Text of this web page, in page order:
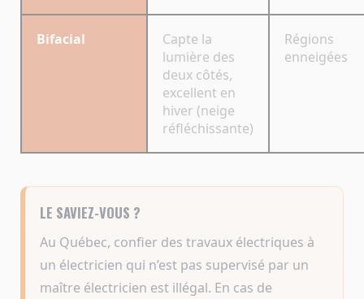
Bifacial
Capte la
lumière des
deux côtés,
excellent en
hiver (neige
réfléchissante)
Régions
enneigées
LE SAVIEZ-VOUS ?
Au Québec, confier des travaux électriques à
un électricien qui n’est pas supervisé par un
maître électricien est illégal. En cas de